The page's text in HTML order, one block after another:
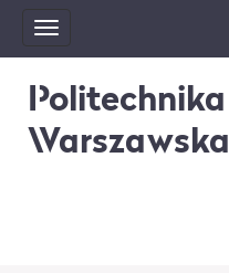
Toggle
navigation
Politechnika
Warszawska